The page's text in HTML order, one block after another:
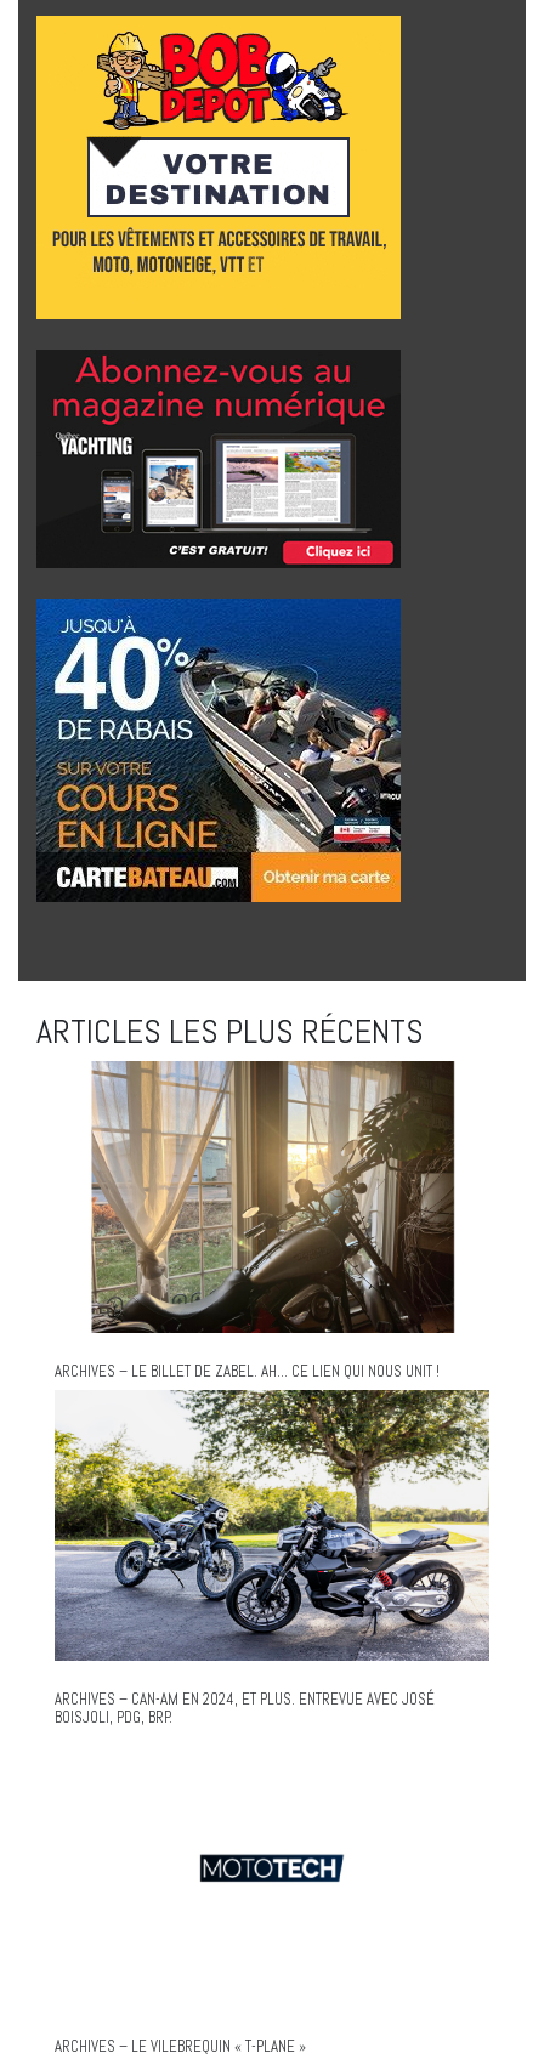
ARTICLES LES PLUS RÉCENTS
ARCHIVES – LE BILLET DE ZABEL. AH… CE LIEN QUI NOUS UNIT !
ARCHIVES – CAN-AM EN 2024, ET PLUS. ENTREVUE AVEC JOSÉ
BOISJOLI, PDG, BRP.
ARCHIVES – LE VILEBREQUIN « T-PLANE »